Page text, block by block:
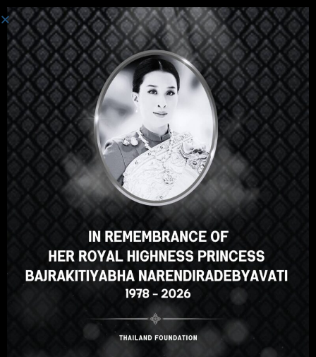
Login
Hey there, great course, right?
Do you like this course?
ENROLL COURSE
Select your language
ภาษาไทย Russian
Japanese German
Chinese